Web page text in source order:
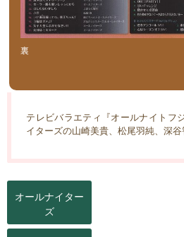
裏
テレビバラエティ『オールナイトフ
イターズの山崎美貴、松尾羽純、深谷
オールナイター
ズ